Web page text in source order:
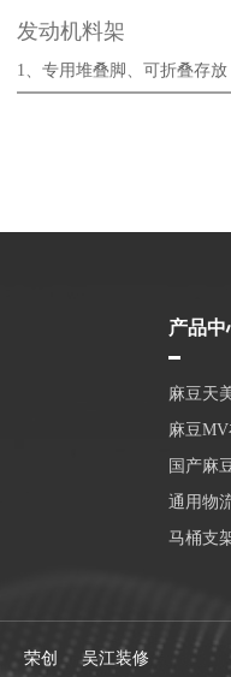
发动机料架
1、专用堆叠脚、可折叠存
产品中
麻豆天
麻豆
国产麻
通用物
马桶支
荣创 吴江装修